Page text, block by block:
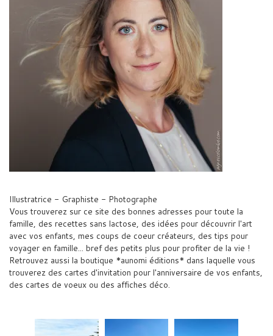
Illustratrice - Graphiste - Photographe
Vous trouverez sur ce site des bonnes adresses pour toute la
famille, des recettes sans lactose, des idées pour découvrir l'art
avec vos enfants, mes coups de coeur créateurs, des tips pour
voyager en famille... bref des petits plus pour profiter de la vie !
Retrouvez aussi la boutique *aunomi éditions* dans laquelle vous
trouverez des cartes d'invitation pour l'anniversaire de vos enfants,
des cartes de voeux ou des affiches déco.